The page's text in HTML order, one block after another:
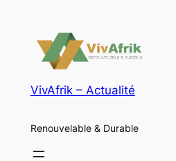
VivAfrik – Actualité
Renouvelable & Durable